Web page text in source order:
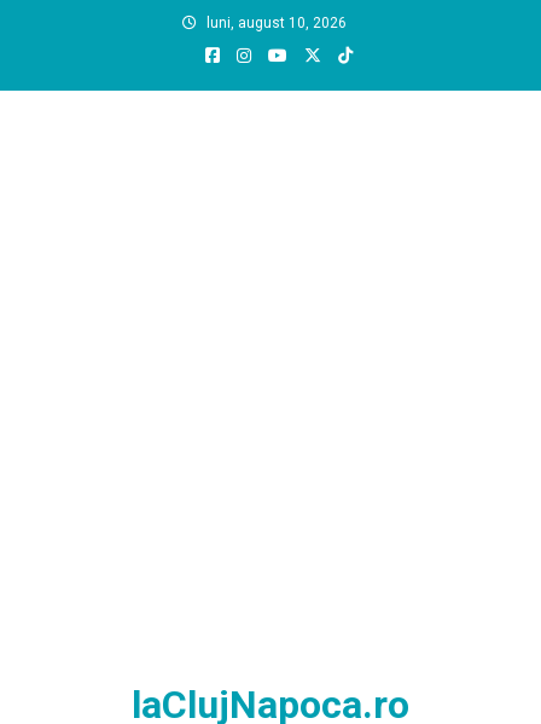
luni, august 10, 2026
laClujNapoca.ro